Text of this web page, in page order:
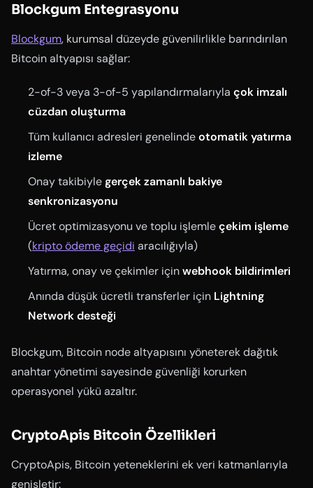
Blockgum Entegrasyonu
Blockgum, kurumsal düzeyde güvenilirlikle barındırılan
Bitcoin altyapısı sağlar:
2-of-3 veya 3-of-5 yapılandırmalarıyla çok imzalı
cüzdan oluşturma
Tüm kullanıcı adresleri genelindeotomatik yatırma
izleme
Onay takibiylegerçek zamanlı bakiye
senkronizasyonu
Ücret optimizasyonu ve toplu işlemleçekim işleme
(kripto ödeme geçidi aracılığıyla)
Yatırma, onay ve çekimler içinwebhook bildirimleri
Anında düşük ücretli transferler için Lightning
Network desteği
Blockgum, Bitcoin node altyapısını yöneterek dağıtık
anahtar yönetimi sayesinde güvenliği korurken
operasyonel yükü azaltır.
CryptoApis Bitcoin Özellikleri
CryptoApis, Bitcoin yeteneklerini ek veri katmanlarıyla
genişletir: